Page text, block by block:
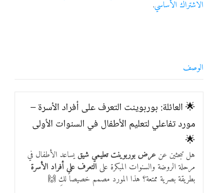
الاشتراك الأساسي.
الوصف
🌟 العائلة: بوربوينت التعرف على أفراد الأسرة –
مورد تفاعلي لتعليم الأطفال في السنوات الأولى
🌟
هل تبحثين عن عرض بوربوينت تعليمي شيقيساعد الأطفال في
مرحلة الروضة والسنوات المبكرة على التعرف على أفراد الأسرة
بطريقة بصرية ممتعة؟ هذا المورد مصمم خصيصاً لكِ 🙌